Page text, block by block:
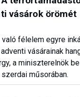
vásárok örömét
félelem egyre
vásárainak
a miniszterelnök
műsorában.